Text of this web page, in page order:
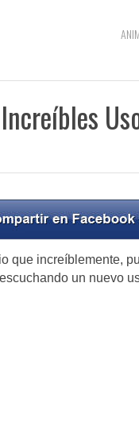
que increíblemente,
un nuevo